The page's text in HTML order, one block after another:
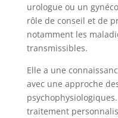
urologue ou un
rôle de conseil et de
notamment les
transmissibles.
Elle a une
avec une approche
traitement